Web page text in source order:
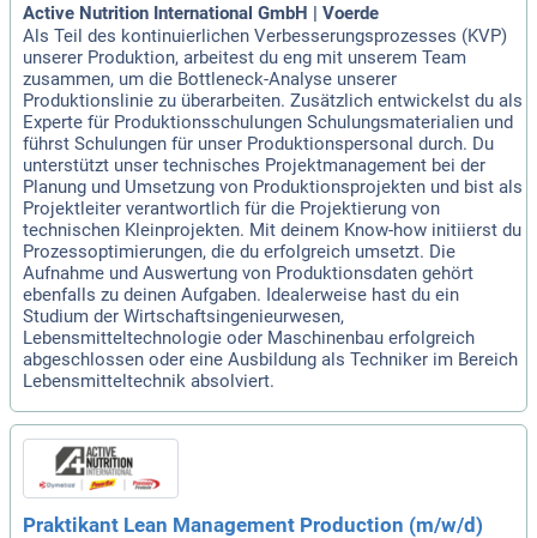
Active Nutrition International GmbH | Voerde
Als Teil des kontinuierlichen Verbesserungsprozesses (KVP)
unserer Produktion, arbeitest du eng mit unserem Team
zusammen, um die Bottleneck-Analyse unserer
Produktionslinie zu überarbeiten. Zusätzlich entwickelst du als
Experte für Produktionsschulungen Schulungsmaterialien und
führst Schulungen für unser Produktionspersonal durch. Du
unterstützt unser technisches Projektmanagement bei der
Planung und Umsetzung von Produktionsprojekten und bist als
Projektleiter verantwortlich für die Projektierung von
technischen Kleinprojekten. Mit deinem Know-how initiierst du
Prozessoptimierungen, die du erfolgreich umsetzt. Die
Aufnahme und Auswertung von Produktionsdaten gehört
ebenfalls zu deinen Aufgaben. Idealerweise hast du ein
Studium der Wirtschaftsingenieurwesen,
Lebensmitteltechnologie oder Maschinenbau erfolgreich
abgeschlossen oder eine Ausbildung als Techniker im Bereich
Lebensmitteltechnik absolviert.
Praktikant Lean Management Production (m/w/d)